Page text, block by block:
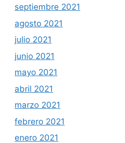
septiembre 2021
agosto 2021
julio 2021
junio 2021
mayo 2021
abril 2021
marzo 2021
febrero 2021
enero 2021